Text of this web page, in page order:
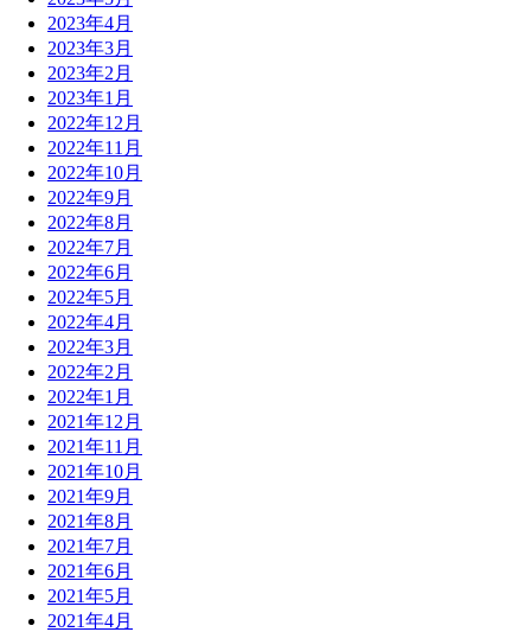
2023年4月
2023年3月
2023年2月
2023年1月
2022年12月
2022年11月
2022年10月
2022年9月
2022年8月
2022年7月
2022年6月
2022年5月
2022年4月
2022年3月
2022年2月
2022年1月
2021年12月
2021年11月
2021年10月
2021年9月
2021年8月
2021年7月
2021年6月
2021年5月
2021年4月